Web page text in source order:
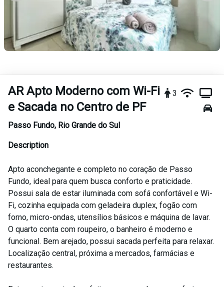
AR Apto Moderno com Wi-Fi
e Sacada no Centro de PF
3
Passo Fundo, Rio Grande do Sul
Description
Apto aconchegante e completo no coração de Passo
Fundo, ideal para quem busca conforto e praticidade.
Possui sala de estar iluminada com sofá confortável e Wi-
Fi, cozinha equipada com geladeira duplex, fogão com
forno, micro-ondas, utensílios básicos e máquina de lavar.
O quarto conta com roupeiro, o banheiro é moderno e
funcional. Bem arejado, possui sacada perfeita para relaxar.
Localização central, próxima a mercados, farmácias e
restaurantes.